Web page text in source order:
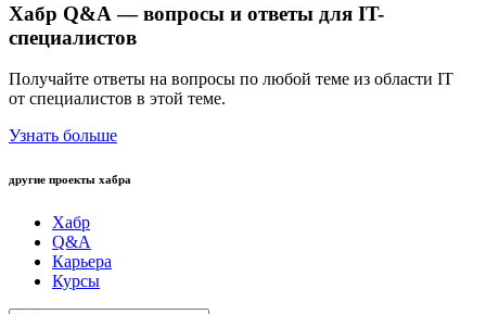
Хабр Q&A — вопросы и ответы для IT-
специалистов
Получайте ответы на вопросы по любой теме из области IT
от специалистов в этой теме.
Узнать больше
другие проекты хабра
Хабр
Q&A
Карьера
Курсы